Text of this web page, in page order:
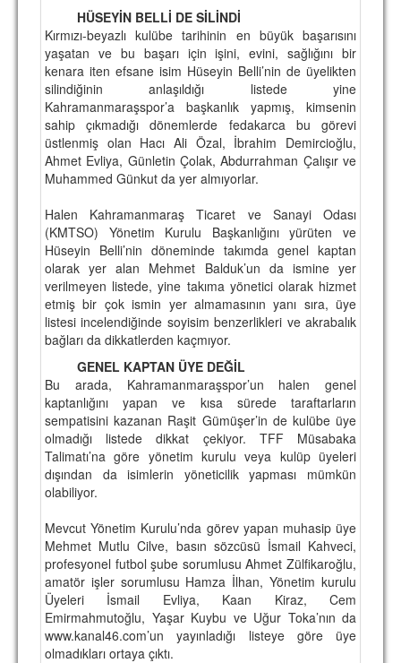
HÜSEYİN BELLİ DE SİLİNDİ
Kırmızı-beyazlı kulübe tarihinin en büyük başarısını
yaşatan ve bu başarı için işini, evini, sağlığını bir
kenara iten efsane isim Hüseyin Belli’nin de üyelikten
silindiğinin anlaşıldığı listede yine
Kahramanmaraşspor’a başkanlık yapmış, kimsenin
sahip çıkmadığı dönemlerde fedakarca bu görevi
üstlenmiş olan Hacı Ali Özal, İbrahim Demircioğlu,
Ahmet Evliya, Günletin Çolak, Abdurrahman Çalışır ve
Muhammed Günkut da yer almıyorlar.
Halen Kahramanmaraş Ticaret ve Sanayi Odası
(KMTSO) Yönetim Kurulu Başkanlığını yürüten ve
Hüseyin Belli’nin döneminde takımda genel kaptan
olarak yer alan Mehmet Balduk’un da ismine yer
verilmeyen listede, yine takıma yönetici olarak hizmet
etmiş bir çok ismin yer almamasının yanı sıra, üye
listesi incelendiğinde soyisim benzerlikleri ve akrabalık
bağları da dikkatlerden kaçmıyor.
GENEL KAPTAN ÜYE DEĞİL
Bu arada, Kahramanmaraşspor’un halen genel
kaptanlığını yapan ve kısa sürede taraftarların
sempatisini kazanan Raşit Gümüşer’in de kulübe üye
olmadığı listede dikkat çekiyor. TFF Müsabaka
Talimatı’na göre yönetim kurulu veya kulüp üyeleri
dışından da isimlerin yöneticilik yapması mümkün
olabiliyor.
Mevcut Yönetim Kurulu’nda görev yapan muhasip üye
Mehmet Mutlu Cilve, basın sözcüsü İsmail Kahveci,
profesyonel futbol şube sorumlusu Ahmet Zülfikaroğlu,
amatör işler sorumlusu Hamza İlhan, Yönetim kurulu
Üyeleri İsmail Evliya, Kaan Kiraz, Cem
Emirmahmutoğlu, Yaşar Kuybu ve Uğur Toka’nın da
www.kanal46.com’un yayınladığı listeye göre üye
olmadıkları ortaya çıktı.